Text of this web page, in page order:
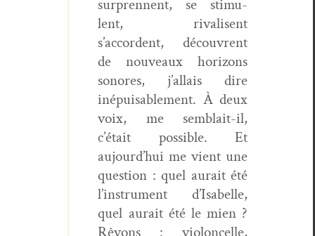
sur­pren­nent, se stim­u­
lent, rivalisent
s’accordent, décou­vrent
de nou­veaux hori­zons
sonores, j’allais dire
inépuis­able­ment. À deux
voix, me sem­blait-il,
c’était pos­si­ble. Et
aujourd’hui me vient une
ques­tion : quel aurait été
l’instrument d’Isabelle,
quel aurait été le mien ?
Rêvons : vio­lon­celle,